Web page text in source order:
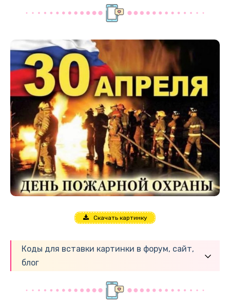
Скачать картинку
Коды для вставки картинки в форум, сайт,
блог